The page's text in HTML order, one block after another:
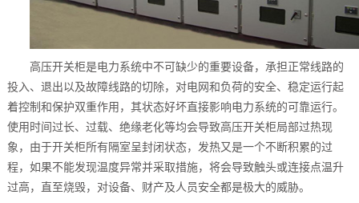
高压开关柜是电力系统中不可缺少的重要设备，承担正常线路的
投入、退出以及故障线路的切除，对电网和负荷的安全、稳定运行起
着控制和保护双重作用，其状态好坏直接影响电力系统的可靠运行。
使用时间过长、过载、绝缘老化等均会导致高压开关柜局部过热现
象，由于开关柜所有隔室呈封闭状态，发热又是一个不断积累的过
程，如果不能发现温度异常并采取措施，将会导致触头或连接点温升
过高，直至烧毁，对设备、财产及人员安全都是极大的威胁。